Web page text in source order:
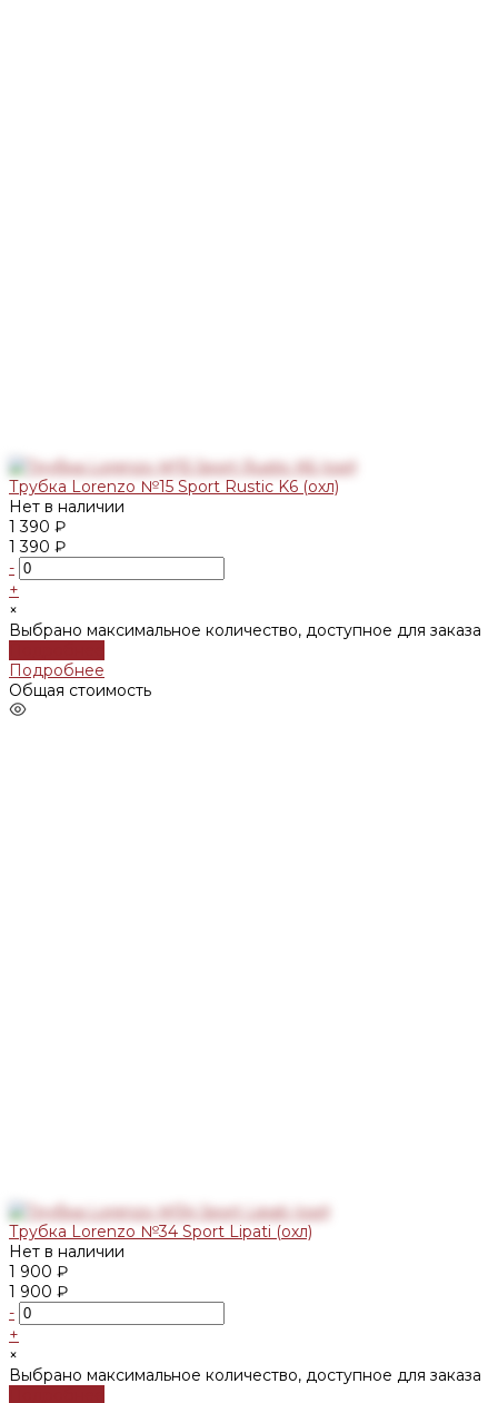
Трубка Lorenzo №15 Sport Rustic K6 (охл)
Нет в наличии
1 390 ₽
1 390 ₽
-
+
×
Выбрано максимальное количество, доступное для заказа
Подробнее
Общая стоимость
Трубка Lorenzo №34 Sport Lipati (охл)
Нет в наличии
1 900 ₽
1 900 ₽
-
+
×
Выбрано максимальное количество, доступное для заказа